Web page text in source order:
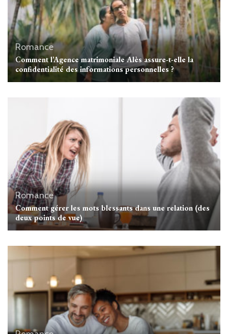
Romance
Comment l’Agence matrimoniale Alès assure-t-elle la
confidentialité des informations personnelles ?
Romance
Comment gérer les mots blessants dans une relation (des
deux points de vue)